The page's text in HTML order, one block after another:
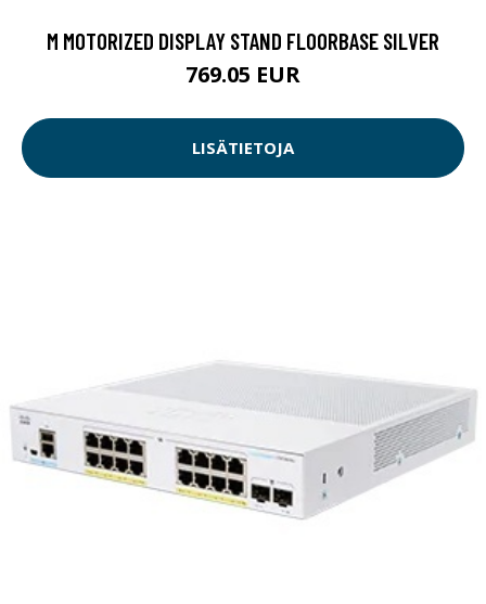
M MOTORIZED DISPLAY STAND FLOORBASE SILVER
769.05 EUR
LISÄTIETOJA